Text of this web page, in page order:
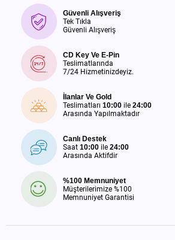
Güvenli Alışveriş
Tek Tıkla
Güvenli Alışveriş
CD Key Ve E-Pin
Teslimatlarında
7/24 Hizmetinizdeyiz.
İlanlar Ve Gold
Teslimatları 10:00 ile 24:00
Arasında Yapılmaktadır
Canlı Destek
Saat 10:00 ile 24:00
Arasında Aktifdir
%100 Memnuniyet
Müşterilerimize %100
Memnuniyet Garantisi